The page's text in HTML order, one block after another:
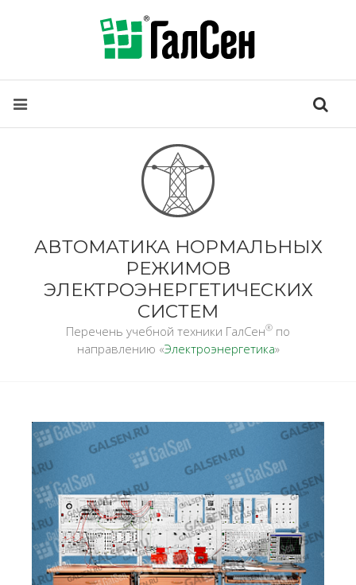
АВТОМАТИКА НОРМАЛЬНЫХ
РЕЖИМОВ
ЭЛЕКТРОЭНЕРГЕТИЧЕСКИХ
СИСТЕМ
Перечень учебной техники ГалСен® по
направлению «Электроэнергетика»